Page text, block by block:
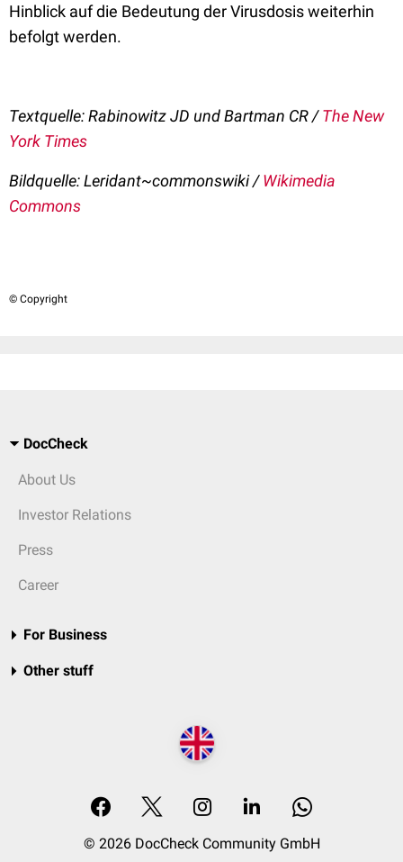
Hinblick auf die Bedeutung der Virusdosis weiterhin
befolgt werden.
Textquelle: Rabinowitz JD und Bartman CR /The New
York Times
Bildquelle: Leridant~commonswiki /Wikimedia
Commons
© Copyright
DocCheck
About Us
Investor Relations
Press
Career
For Business
Other stuff
© 2026 DocCheck Community GmbH